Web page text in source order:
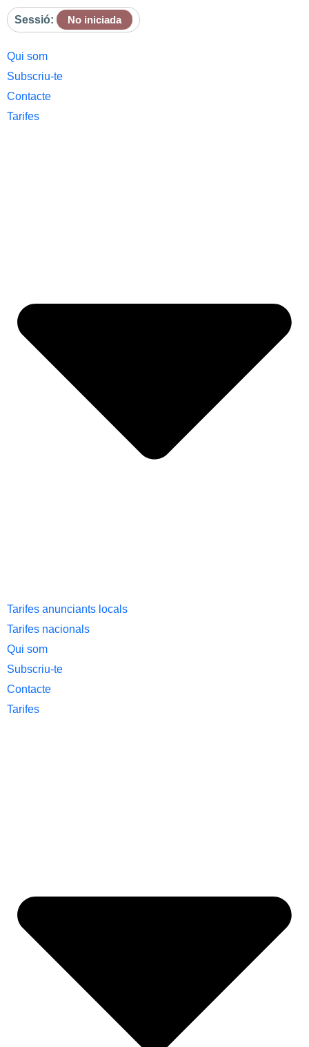
Sessió: No iniciada
Qui som
Subscriu-te
Contacte
Tarifes
Tarifes anunciants locals
Tarifes nacionals
Qui som
Subscriu-te
Contacte
Tarifes